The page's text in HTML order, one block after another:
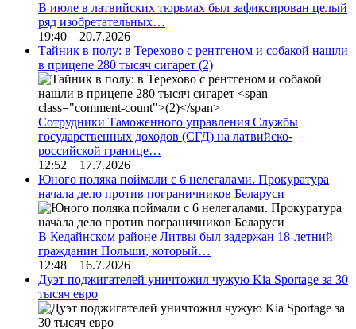
В июле в латвийских тюрьмах был зафиксирован целый
ряд изобретательных…
19:40 20.7.2026
Тайник в полу: в Терехово с рентгеном и собакой нашли
в прицепе 280 тысяч сигарет (2)
Сотрудники Таможенного управления Службы
государственных доходов (СГД) на латвийско-
российской границе…
12:52 17.7.2026
Юного поляка поймали с 6 нелегалами. Прокуратура
начала дело против пограничников Беларуси
В Кедайнском районе Литвы был задержан 18-летний
гражданин Польши, который…
12:48 16.7.2026
Дуэт поджигателей уничтожил чужую Kia Sportage за 30
тысяч евро